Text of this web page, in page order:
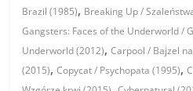
Brazil (1985), Breaking Up /
Gangsters: Faces of the Underworld /
Underworld (2012),Carpool / Bajzel
(2015),Copycat / Psychopata (1995),